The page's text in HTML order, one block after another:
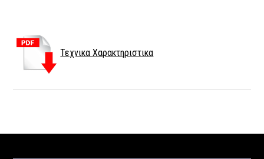
Τεχνικα Χαρακτηριστικα